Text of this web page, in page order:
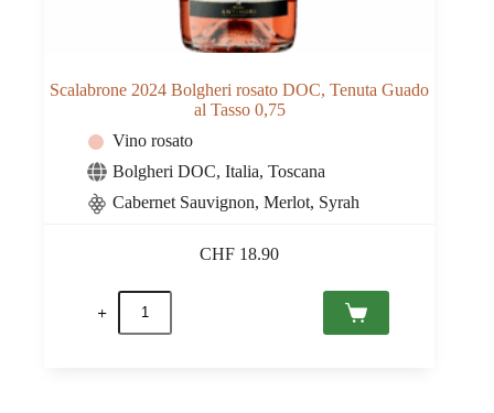
Scalabrone 2024 Bolgheri rosato DOC, Tenuta Guado
al Tasso 0,75
Vino rosato
Bolgheri DOC, Italia, Toscana
Cabernet Sauvignon, Merlot, Syrah
CHF 18.90
Scalabrone
2024
Bolgheri